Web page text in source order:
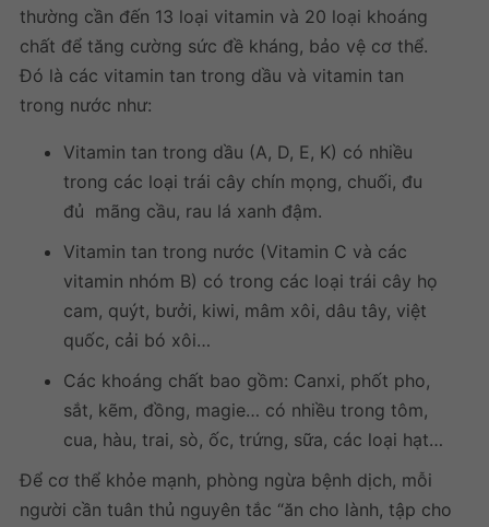
thường cần đến 13 loại vitamin và 20 loại khoáng
chất để tăng cường sức đề kháng, bảo vệ cơ thể.
Đó là các vitamin tan trong dầu và vitamin tan
trong nước như:
Vitamin tan trong dầu (A, D, E, K) có nhiều
trong các loại trái cây chín mọng, chuối, đu
đủ mãng cầu, rau lá xanh đậm.
Vitamin tan trong nước (Vitamin C và các
vitamin nhóm B) có trong các loại trái cây họ
cam, quýt, bưởi, kiwi, mâm xôi, dâu tây, việt
quốc, cải bó xôi…
Các khoáng chất bao gồm: Canxi, phốt pho,
sắt, kẽm, đồng, magie… có nhiều trong tôm,
cua, hàu, trai, sò, ốc, trứng, sữa, các loại hạt…
Để cơ thể khỏe mạnh, phòng ngừa bệnh dịch, mỗi
người cần tuân thủ nguyên tắc “ăn cho lành, tập cho